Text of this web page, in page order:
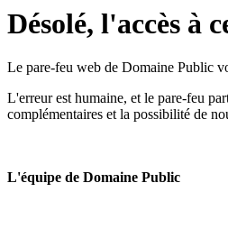
Désolé, l'accès à
Le pare-feu web de Domaine Public
L'erreur est humaine, et le pare-feu
complémentaires et la possibilité de
L'équipe de Domaine Public